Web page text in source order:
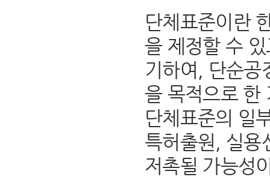
단체표준이란
을 제정할 수
기하여, 단순공
을 목적으로 한
단체표준의 일
특허출원, 실용
저촉될 가능성